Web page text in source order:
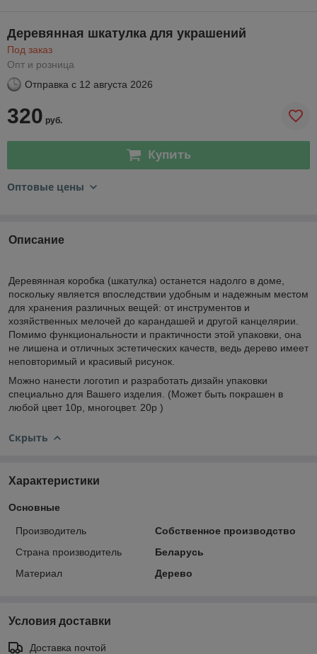
Деревянная шкатулка для украшений
Под заказ
Опт и розница
Отправка с 12 августа 2026
320 руб.
Купить
Оптовые цены
Описание
Деревянная коробка (шкатулка) останется надолго в доме,
поскольку является впоследствии удобным и надежным местом
для хранения различных вещей: от инструментов и
хозяйственных мелочей до карандашей и другой канцелярии.
Помимо функциональности и практичности этой упаковки, она
не лишена и отличных эстетических качеств, ведь дерево имеет
неповторимый и красивый рисунок.
Можно нанести логотип и разработать дизайн упаковки
специально для Вашего изделия. (Может быть покрашен в
любой цвет 10р, многоцвет. 20р )
Скрыть
Характеристики
Основные
Производитель
Собственное производство
Страна производитель
Беларусь
Материал
Дерево
Условия доставки
Доставка почтой